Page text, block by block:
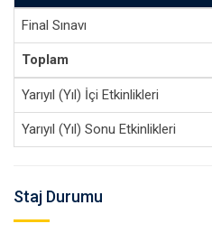
Final Sınavı
Toplam
Yarıyıl (Yıl) İçi Etkinlikleri
Yarıyıl (Yıl) Sonu Etkinlikleri
Staj Durumu